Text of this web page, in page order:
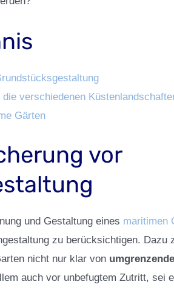
verschiedenen
Gärten
vor
und Gestaltung eines maritimen
zu berücksichtigen. Dazu
nicht nur klar von
auch vor unbefugtem Zutritt, sei